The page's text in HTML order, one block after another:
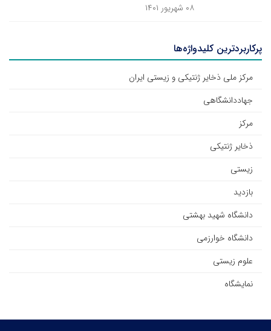
۰۸ شهریور ۱۴۰۱
پرکاربردترین کلیدواژه‌ها
مرکز ملی ذخایر ژنتیکی و زیستی ایران
جهاددانشگاهی
مرکز
ذخایر ژنتیکی
زیستی
بازدید
دانشگاه شهید بهشتی
دانشگاه خوارزمی
علوم زیستی
نمایشگاه